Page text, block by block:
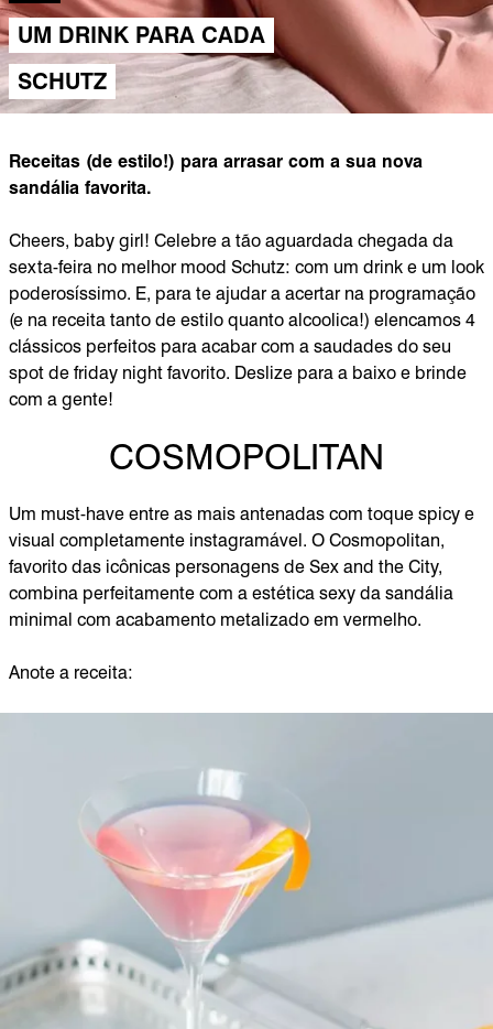
UM DRINK PARA CADA
SCHUTZ
Receitas (de estilo!) para arrasar com a sua nova
sandália favorita.
Cheers, baby girl! Celebre a tão aguardada chegada da
sexta-feira no melhor mood Schutz: com um drink e um look
poderosíssimo. E, para te ajudar a acertar na programação
(e na receita tanto de estilo quanto alcoolica!) elencamos 4
clássicos perfeitos para acabar com a saudades do seu
spot de friday night favorito. Deslize para a baixo e brinde
com a gente!
COSMOPOLITAN
Um must-have entre as mais antenadas com toque spicy e
visual completamente instagramável. O Cosmopolitan,
favorito das icônicas personagens de Sex and the City,
combina perfeitamente com a estética sexy da sandália
minimal com acabamento metalizado em vermelho.
Anote a receita: